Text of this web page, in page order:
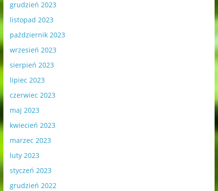
grudzień 2023
listopad 2023
październik 2023
wrzesień 2023
sierpień 2023
lipiec 2023
czerwiec 2023
maj 2023
kwiecień 2023
marzec 2023
luty 2023
styczeń 2023
grudzień 2022